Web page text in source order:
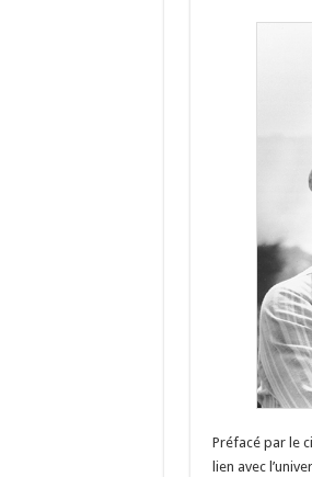
Préfacé par le
lien avec